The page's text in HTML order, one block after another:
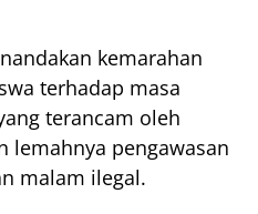
kemarahan
terhadap masa
terancam oleh
lemahnya pengawasan
malam ilegal.